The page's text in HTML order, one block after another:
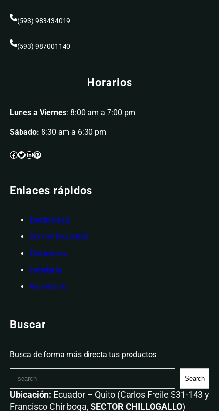
(593) 983434019
(593) 987001140
Horarios
Lunes a Viernes: 8:00 am a 7:00 pm
Sábado: 8:30 am a 6:30 pm
Enlaces rápidos
Electricidad
Control Industrial
Electrónica
Ferretería
Automotriz
Buscar
Busca de forma más directa tus productos
Search
Ubicación: Ecuador – Quito (Carlos Freile S31-143 y
Francisco Chiriboga, SECTOR CHILLOGALLO)